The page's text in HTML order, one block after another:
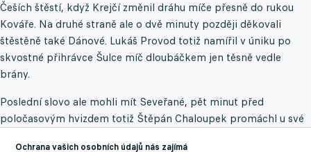
Češích štěstí, když Krejčí změnil dráhu míče přesně do rukou
Kováře. Na druhé straně ale o dvě minuty později děkovali
štěstěně také Dánové. Lukáš Provod totiž namířil v úniku po
skvostné přihrávce Šulce míč dloubáčkem jen těsně vedle
brány.
Poslední slovo ale mohli mít Seveřané, pět minut před
poločasovým hvizdem totiž Štěpán Chaloupek promáchl u své
Ochrana vašich osobních údajů nás zajímá